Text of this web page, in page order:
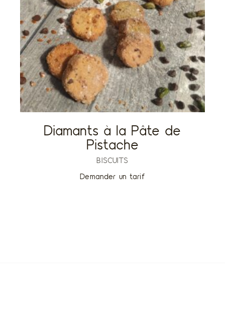
Diamants à la Pâte de
Pistache
BISCUITS
Demander un tarif